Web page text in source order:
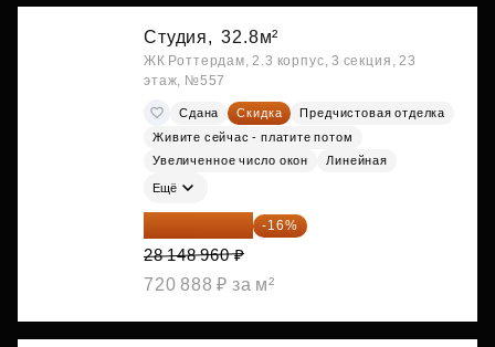
Студия, 32.8м²
ЖК Роттердам, 2.3 корпус, 3 секция, 23
этаж, №557
Сдана Скидка
Предчистовая отделка
Живите сейчас - платите потом
Увеличенное число окон
Линейная
Ещё
23 645 126 ₽ -16%
28 148 960 ₽
720 888 ₽ за м²